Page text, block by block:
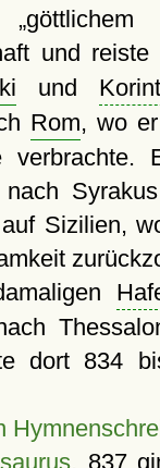
göttlichem
und reiste
und
Rom, wo
verbrachte.
Sizilien,
dort 834
. 837